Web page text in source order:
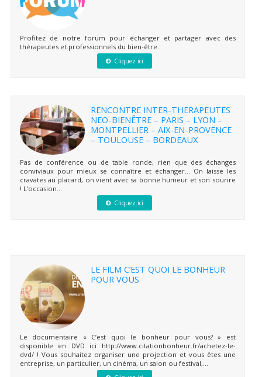
Profitez de notre forum pour échanger et partager avec des
thérapeutes et professionnels du bien-être.
Cliquez ici
RENCONTRE INTER-THERAPEUTES
NEO-BIENÊTRE – PARIS – LYON –
MONTPELLIER – AIX-EN-PROVENCE
– TOULOUSE – BORDEAUX
Pas de conférence ou de table ronde, rien que des échanges
conviviaux pour mieux se connaître et échanger… On laisse les
cravates au placard, on vient avec sa bonne humeur et son sourire
! L’occasion...
Cliquez ici
LE FILM C’EST QUOI LE BONHEUR
POUR VOUS
Le documentaire « C’est quoi le bonheur pour vous? » est
disponible en DVD ici http://www.citationbonheur.fr/achetez-le-
dvd/ ! Vous souhaitez organiser une projection et vous êtes une
entreprise, un particulier, un cinéma, un salon ou festival,...